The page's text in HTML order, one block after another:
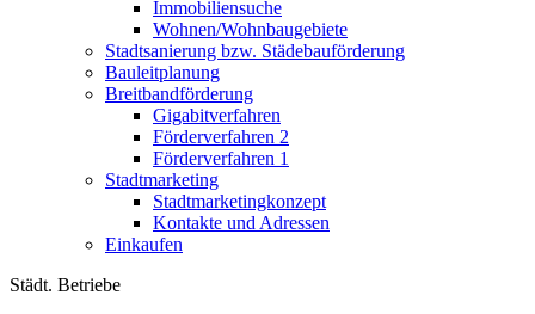
Immobiliensuche
Wohnen/Wohnbaugebiete
Stadtsanierung bzw. Städebauförderung
Bauleitplanung
Breitbandförderung
Gigabitverfahren
Förderverfahren 2
Förderverfahren 1
Stadtmarketing
Stadtmarketingkonzept
Kontakte und Adressen
Einkaufen
Städt. Betriebe